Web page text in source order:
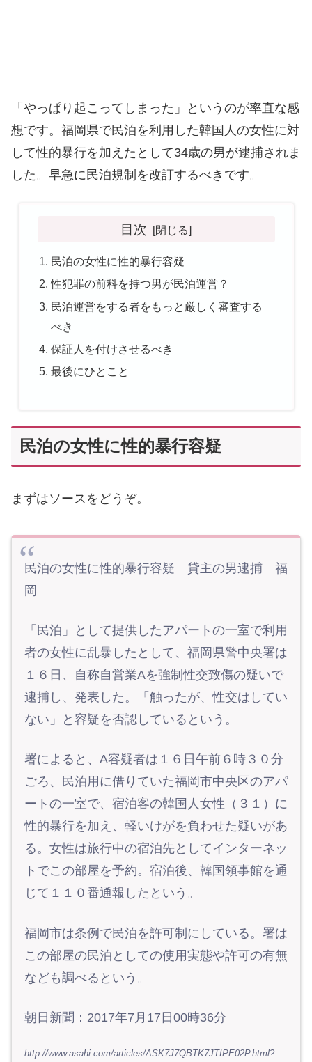
「やっぱり起こってしまった」というのが率直な感
想です。福岡県で民泊を利用した韓国人の女性に対
して性的暴行を加えたとして34歳の男が逮捕されま
した。早急に民泊規制を改訂するべきです。
目次
民泊の女性に性的暴行容疑
性犯罪の前科を持つ男が民泊運営？
民泊運営をする者をもっと厳しく審査する
べき
保証人を付けさせるべき
最後にひとこと
民泊の女性に性的暴行容疑
まずはソースをどうぞ。
民泊の女性に性的暴行容疑 貸主の男逮捕 福
岡
「民泊」として提供したアパートの一室で利用
者の女性に乱暴したとして、福岡県警中央署は
１６日、自称自営業Aを強制性交致傷の疑いで
逮捕し、発表した。「触ったが、性交はしてい
ない」と容疑を否認しているという。
署によると、A容疑者は１６日午前６時３０分
ごろ、民泊用に借りていた福岡市中央区のアパ
ートの一室で、宿泊客の韓国人女性（３１）に
性的暴行を加え、軽いけがを負わせた疑いがあ
る。女性は旅行中の宿泊先としてインターネッ
トでこの部屋を予約。宿泊後、韓国領事館を通
じて１１０番通報したという。
福岡市は条例で民泊を許可制にしている。署は
この部屋の民泊としての使用実態や許可の有無
なども調べるという。
朝日新聞：2017年7月17日00時36分
http://www.asahi.com/articles/ASK7J7QBTK7JTIPE02P.html?